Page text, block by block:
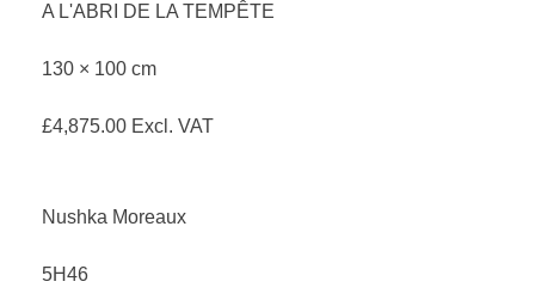
A L'ABRI DE LA TEMPÊTE
130 × 100 cm
£4,875.00 Excl. VAT
Nushka Moreaux
5H46